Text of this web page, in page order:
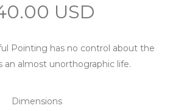
USD
Pointing has no control about the
an almost unorthographic life.
Dimensions